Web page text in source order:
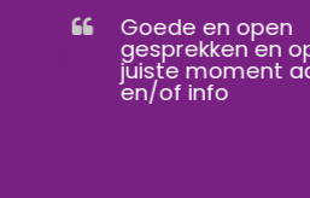
Goede en open
gesprekken en
juiste moment
en/of info